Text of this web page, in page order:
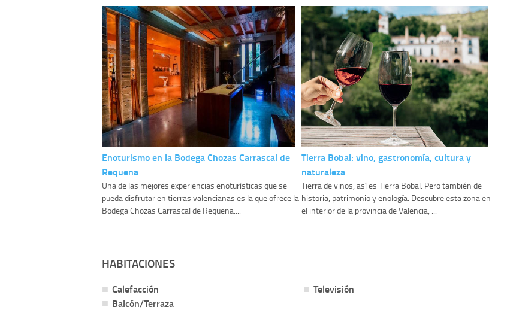
Enoturismo en la Bodega Chozas Carrascal de
Requena
Una de las mejores experiencias enoturísticas que se
pueda disfrutar en tierras valencianas es la que ofrece la
Bodega Chozas Carrascal de Requena....
Tierra Bobal: vino, gastronomía, cultura y
naturaleza
Tierra de vinos, así es Tierra Bobal. Pero también de
historia, patrimonio y enología. Descubre esta zona en
el interior de la provincia de Valencia, ...
HABITACIONES
Calefacción
Balcón/Terraza
Televisión